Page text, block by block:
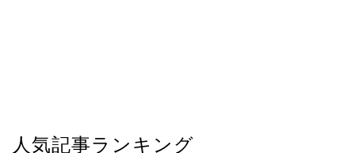
人気記事ランキング